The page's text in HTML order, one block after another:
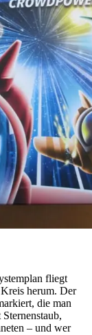
fliegt
herum. Der
die man
– und wer